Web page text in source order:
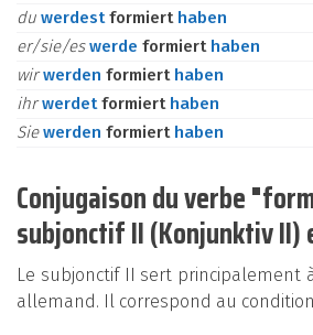
du werdestformiert haben
er/sie/eswerde formiert haben
wirwerden formiert haben
ihrwerdetformiert haben
Siewerden formiert haben
Conjugaison du verbe
subjonctif II (Konjunktiv II)
Le subjonctif II sert principalement
allemand. Il correspond au